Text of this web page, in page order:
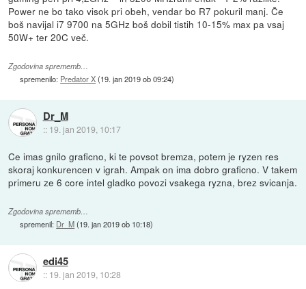
Power ne bo tako visok pri obeh, vendar bo R7 pokuril manj. Če
boš navijal i7 9700 na 5GHz boš dobil tistih 10-15% max pa vsaj
50W+ ter 20C več.
Zgodovina sprememb…
spremenilo: Predator X(19. jan 2019 ob 09:24)
Dr_M
:: 19. jan 2019, 10:17
Ce imas gnilo graficno, ki te povsot bremza, potem je ryzen res
skoraj konkurencen v igrah. Ampak on ima dobro graficno. V takem
primeru ze 6 core intel gladko povozi vsakega ryzna, brez svicanja.
Zgodovina sprememb…
spremenil: Dr_M(19. jan 2019 ob 10:18)
edi45
:: 19. jan 2019, 10:28